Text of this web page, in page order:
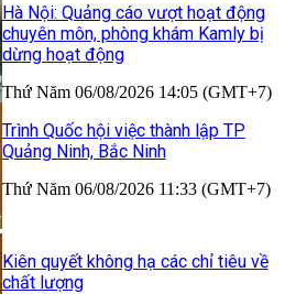
Hà Nội: Quảng cáo vượt hoạt động
chuyên môn, phòng khám Kamly bị
dừng hoạt động
Thứ Năm 06/08/2026 14:05 (GMT+7)
Trình Quốc hội việc thành lập TP
Quảng Ninh, Bắc Ninh
Thứ Năm 06/08/2026 11:33 (GMT+7)
Kiên quyết không hạ các chỉ tiêu về
chất lượng